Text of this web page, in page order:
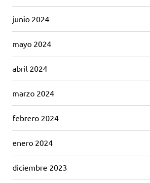
junio 2024
mayo 2024
abril 2024
marzo 2024
febrero 2024
enero 2024
diciembre 2023